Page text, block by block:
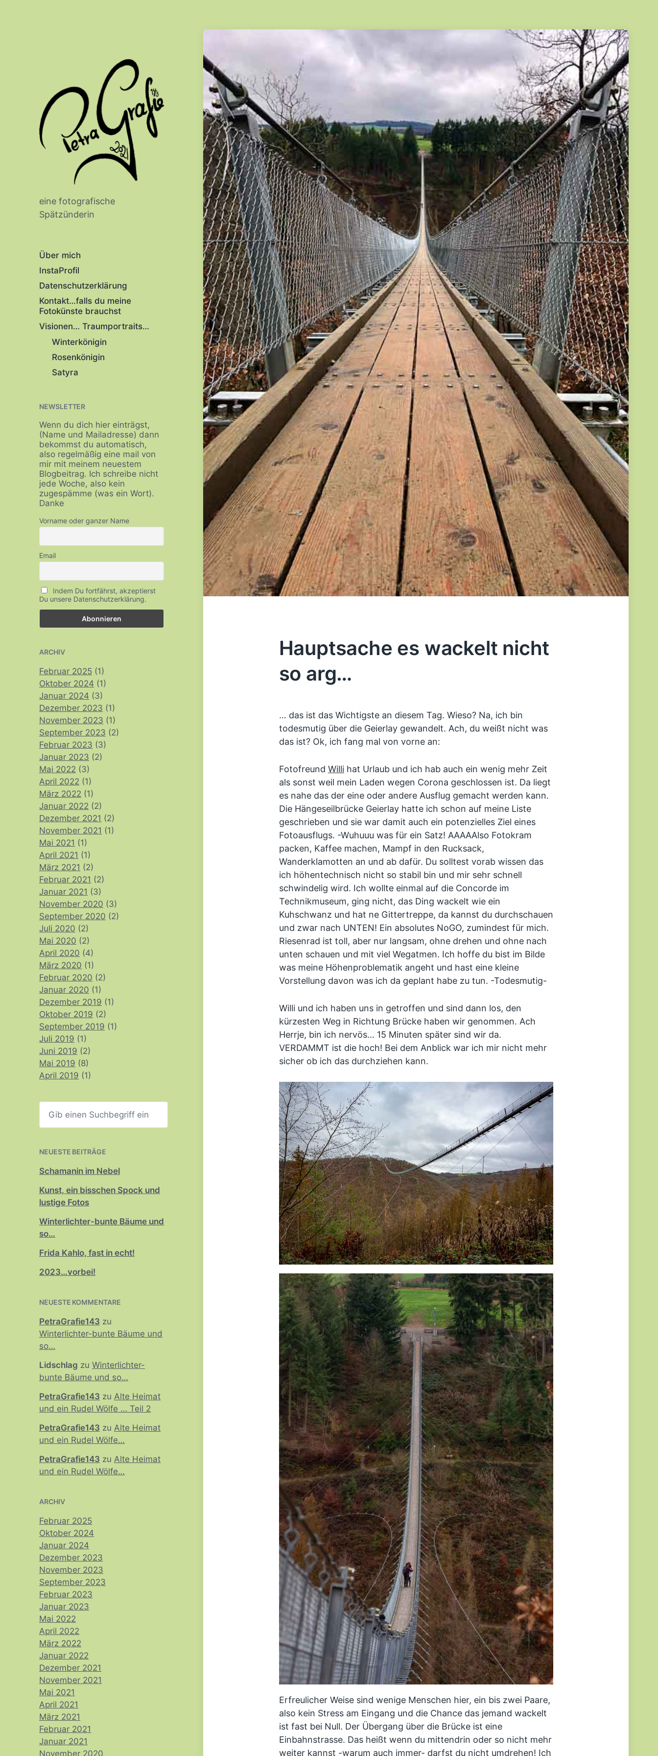
eine fotografische
Spätzünderin
Über mich
InstaProfil
Datenschutzerklärung
Kontakt…falls du meine
Fotokünste brauchst
Visionen… Traumportraits…
Winterkönigin
Rosenkönigin
Satyra
NEWSLETTER
Wenn du dich hier einträgst,
(Name und Mailadresse) dann
bekommst du automatisch,
also regelmäßig eine mail von
mir mit meinem neuestem
Blogbeitrag. Ich schreibe nicht
jede Woche, also kein
zugespämme (was ein Wort).
Danke
Vorname oder ganzer Name
Email
Indem Du fortfährst, akzeptierst
Du unsere Datenschutzerklärung.
ARCHIV
Februar 2025 (1)
Oktober 2024 (1)
Januar 2024 (3)
Dezember 2023 (1)
November 2023 (1)
September 2023 (2)
Februar 2023 (3)
Januar 2023 (2)
Mai 2022 (3)
April 2022 (1)
März 2022 (1)
Januar 2022 (2)
Dezember 2021 (2)
November 2021 (1)
Mai 2021 (1)
April 2021 (1)
März 2021 (2)
Februar 2021 (2)
Januar 2021 (3)
November 2020 (3)
September 2020 (2)
Juli 2020 (2)
Mai 2020 (2)
April 2020 (4)
März 2020 (1)
Februar 2020 (2)
Januar 2020 (1)
Dezember 2019 (1)
Oktober 2019 (2)
September 2019 (1)
Juli 2019 (1)
Juni 2019 (2)
Mai 2019 (8)
April 2019 (1)
S
n
NEUESTE BEITRÄGE
Schamanin im Nebel
Kunst, ein bisschen Spock und
lustige Fotos
Winterlichter-bunte Bäume und
so…
Frida Kahlo, fast in echt!
2023…vorbei!
NEUESTE KOMMENTARE
PetraGrafie143 zu
Winterlichter-bunte Bäume und
so…
Lidschlag zu Winterlichter-
bunte Bäume und so…
PetraGrafie143 zu Alte Heimat
und ein Rudel Wölfe … Teil 2
PetraGrafie143 zu Alte Heimat
und ein Rudel Wölfe…
PetraGrafie143 zu Alte Heimat
und ein Rudel Wölfe…
ARCHIV
Februar 2025
Oktober 2024
Januar 2024
Dezember 2023
November 2023
September 2023
Februar 2023
Januar 2023
Mai 2022
April 2022
März 2022
Januar 2022
Dezember 2021
November 2021
Mai 2021
April 2021
März 2021
Februar 2021
Januar 2021
November 2020
Hauptsache es wackelt nicht
so arg…
… das ist das Wichtigste an diesem Tag. Wieso? Na, ich bin
todesmutig über die Geierlay gewandelt. Ach, du weißt nicht was
das ist? Ok, ich fang mal von vorne an:
Fotofreund Willihat Urlaub und ich hab auch ein wenig mehr Zeit
als sonst weil mein Laden wegen Corona geschlossen ist. Da liegt
es nahe das der eine oder andere Ausflug gemacht werden kann.
Die Hängeseilbrücke Geierlay hatte ich schon auf meine Liste
geschrieben und sie war damit auch ein potenzielles Ziel eines
Fotoausflugs. -Wuhuuu was für ein Satz! AAAAAlso Fotokram
packen, Kaffee machen, Mampf in den Rucksack,
Wanderklamotten an und ab dafür. Du solltest vorab wissen das
ich höhentechnisch nicht so stabil bin und mir sehr schnell
schwindelig wird. Ich wollte einmal auf die Concorde im
Technikmuseum, ging nicht, das Ding wackelt wie ein
Kuhschwanz und hat ne Gittertreppe, da kannst du durchschauen
und zwar nach UNTEN! Ein absolutes NoGO, zumindest für mich.
Riesenrad ist toll, aber nur langsam, ohne drehen und ohne nach
unten schauen und mit viel Wegatmen. Ich hoffe du bist im Bilde
was meine Höhenproblematik angeht und hast eine kleine
Vorstellung davon was ich da geplant habe zu tun. -Todesmutig-
Willi und ich haben uns in getroffen und sind dann los, den
kürzesten Weg in Richtung Brücke haben wir genommen. Ach
Herrje, bin ich nervös… 15 Minuten später sind wir da.
VERDAMMT ist die hoch! Bei dem Anblick war ich mir nicht mehr
sicher ob ich das durchziehen kann.
Erfreulicher Weise sind wenige Menschen hier, ein bis zwei Paare,
also kein Stress am Eingang und die Chance das jemand wackelt
ist fast bei Null. Der Übergang über die Brücke ist eine
Einbahnstrasse. Das heißt wenn du mittendrin oder so nicht mehr
weiter kannst -warum auch immer- darfst du nicht umdrehen! Ich